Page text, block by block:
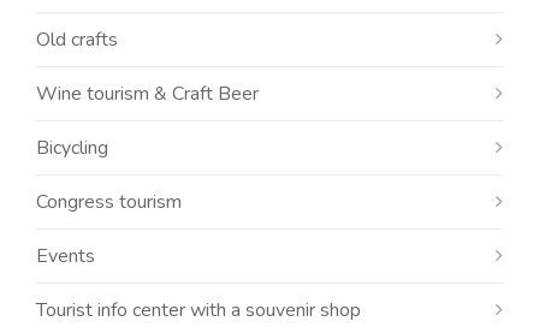
Old crafts
Wine tourism & Craft Beer
Bicycling
Congress tourism
Events
Tourist info center with a souvenir shop